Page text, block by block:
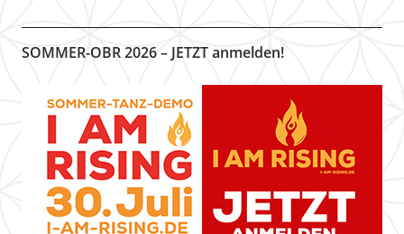
SOMMER-OBR 2026 – JETZT anmelden!